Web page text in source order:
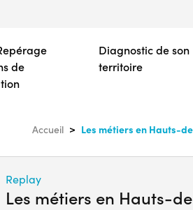
contenu
principal
de
Diagnostic de son
territoire
Accueil Les métiers en Hauts-
Replay
Les métiers en Hauts-